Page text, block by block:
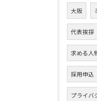
大阪
代表挨拶
求める人
採用申込
プライバ